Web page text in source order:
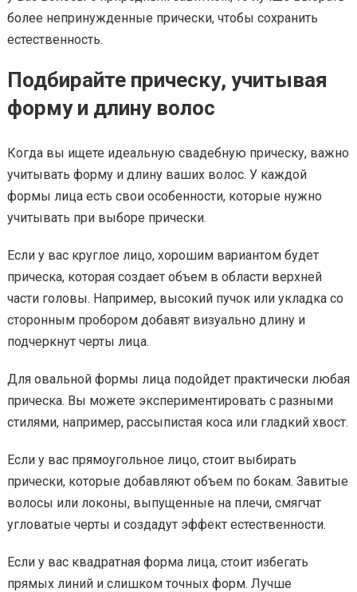
более непринужденные прически, чтобы сохранить
естественность.
Подбирайте прическу, учитывая
форму и длину волос
Когда вы ищете идеальную свадебную прическу, важно
учитывать форму и длину ваших волос. У каждой
формы лица есть свои особенности, которые нужно
учитывать при выборе прически.
Если у вас круглое лицо, хорошим вариантом будет
прическа, которая создает объем в области верхней
части головы. Например, высокий пучок или укладка со
сторонным пробором добавят визуально длину и
подчеркнут черты лица.
Для овальной формы лица подойдет практически любая
прическа. Вы можете экспериментировать с разными
стилями, например, рассыпистая коса или гладкий хвост.
Если у вас прямоугольное лицо, стоит выбирать
прически, которые добавляют объем по бокам. Завитые
волосы или локоны, выпущенные на плечи, смягчат
угловатые черты и создадут эффект естественности.
Если у вас квадратная форма лица, стоит избегать
прямых линий и слишком точных форм. Лучше